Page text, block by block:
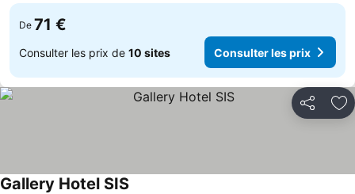
De 71 €
Consulter les prix de 10 sites Consulter les prix
Partager
Gallery Hotel SIS